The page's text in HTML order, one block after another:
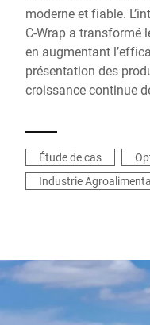
moderne et fiable.
C-Wrap a transformé
en augmentant
présentation des
croissance continue
Étude de cas
Industrie